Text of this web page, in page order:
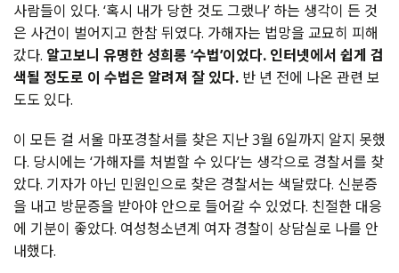
사람들이 있다. ‘혹시 내가 당한 것도 그랬나’ 하는 생각이 든 것
은 사건이 벌어지고 한참 뒤였다. 가해자는 법망을 교묘히 피해
갔다. 알고보니 유명한 성희롱 ‘수법’이었다. 인터넷에서 쉽게 검
색될 정도로 이 수법은 알려져 잘 있다. 반 년 전에 나온 관련 보
도도 있다.
이 모든 걸 서울 마포경찰서를 찾은 지난 3월 6일까지 알지 못했
다. 당시에는 ‘가해자를 처벌할 수 있다’는 생각으로 경찰서를 찾
았다. 기자가 아닌 민원인으로 찾은 경찰서는 색달랐다. 신분증
을 내고 방문증을 받아야 안으로 들어갈 수 있었다. 친절한 대응
에 기분이 좋았다. 여성청소년계 여자 경찰이 상담실로 나를 안
내했다.